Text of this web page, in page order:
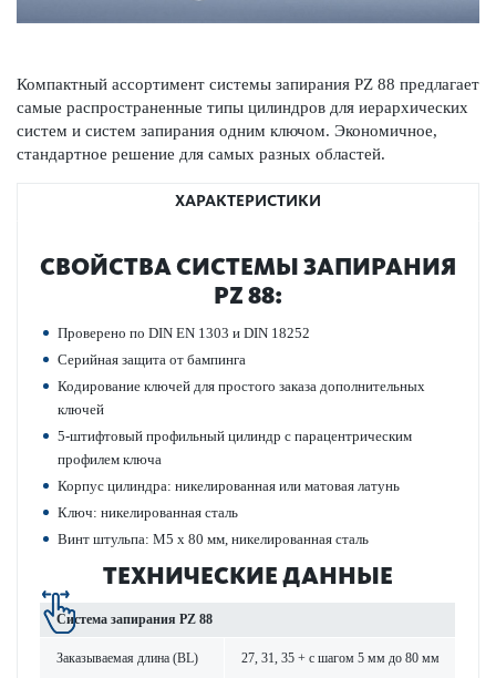
Компактный ассортимент сис­темы запирания PZ 88 предлагает
самые распрос­траненные типы цилиндров для иер­архических
систем и систем запирания одним ключом. Экономичное,
стандартное решение для самых разных обла­стей.
ХАРАКТЕРИСТИКИ
СВОЙСТВА СИС­ТЕМЫ ЗАПИРАНИЯ
PZ 88:
Проверено по DIN EN 1303 и DIN 18252
Сер­ийная защита от бампинга
Кодирование ключей для про­с­того заказа дополнительных
ключей
5-штифтовый профильный цилиндр с пар­ацентрическим
профилем ключа
Корпус цилиндра: никелированная или мат­овая латунь
Ключ: никелированная сталь
Винт штульпа: M5 x 80 мм, никелированная сталь
ТЕХНИЧЕСКИЕ ДАННЫЕ
Сис­тема запирания PZ 88
Заказываемая длина (BL) 27, 31, 35 + с шагом 5 мм до 80 мм